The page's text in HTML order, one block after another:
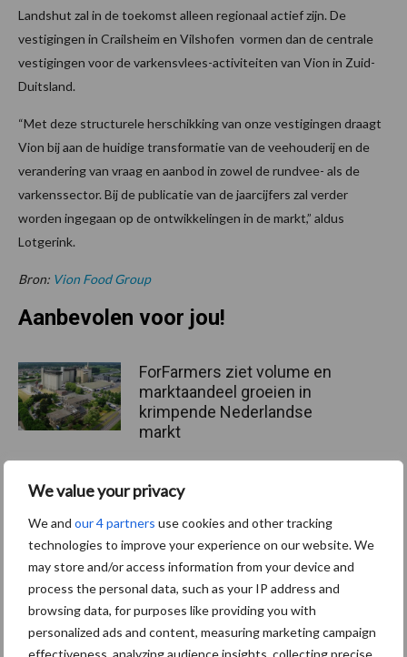
We value your privacy
We and our 4 partners use cookies and other tracking
technologies to improve your experience on our website. We
may store and/or access information from your device and
process the personal data, such as your IP address and
browsing data, for purposes like providing you with
personalized ads and content, measuring marketing campaign
effectiveness, analyzing audience insights, collecting precise
Landshut zal in de toekomst alleen regionaal actief zijn. De
vestigingen in Crailsheim en Vilshofen vormen dan de centrale
vestigingen voor de varkensvlees-activiteiten van Vion in Zuid-
Duitsland.
“Met deze structurele herschikking van onze vestigingen draagt
Vion bij aan de huidige transformatie van de veehouderij en de
verandering van vraag en aanbod in zowel de rundvee- als de
varkenssector. Bij de publicatie van de jaarcijfers zal verder
worden ingegaan op de ontwikkelingen in de markt,” aldus
Lotgerink.
Bron: Vion Food Group
Aanbevolen voor jou!
ForFarmers ziet volume en
marktaandeel groeien in
krimpende Nederlandse
markt
Tien praktische tips voor
“Vraag naar praktische
hygieneoplossingen is in